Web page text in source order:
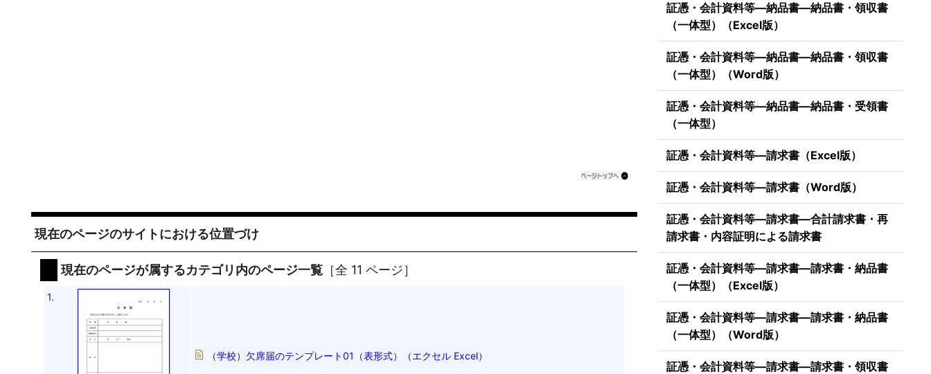
現在のページのサイトにおける位置づけ
現在のページが属するカテゴリ内のページ一覧 ［全 11 ページ］
1.
（学校）欠席届のテンプレート01（表形式）（エクセル Excel）
証憑・会計資料等―納品書―納品書・領収書
（一体型）（Excel版）
証憑・会計資料等―納品書―納品書・領収書
（一体型）（Word版）
証憑・会計資料等―納品書―納品書・受領書
（一体型）
証憑・会計資料等―請求書（Excel版）
証憑・会計資料等―請求書（Word版）
証憑・会計資料等―請求書―合計請求書・再
請求書・内容証明による請求書
証憑・会計資料等―請求書―請求書・納品書
（一体型）（Excel版）
証憑・会計資料等―請求書―請求書・納品書
（一体型）（Word版）
証憑・会計資料等―請求書―請求書・領収書